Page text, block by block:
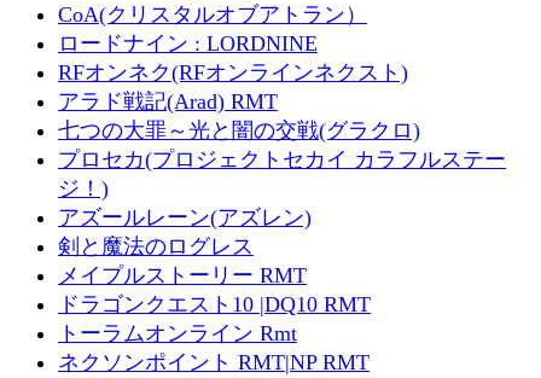
CoA(クリスタルオブアトラン）
ロードナイン : LORDNINE
RFオンネク(RFオンラインネクスト)
アラド戦記(Arad) RMT
七つの大罪～光と闇の交戦(グラクロ)
プロセカ(プロジェクトセカイ カラフルステー
ジ！)
アズールレーン(アズレン)
剣と魔法のログレス
メイプルストーリー RMT
ドラゴンクエスト10 |DQ10 RMT
トーラムオンライン Rmt
ネクソンポイント RMT|NP RMT